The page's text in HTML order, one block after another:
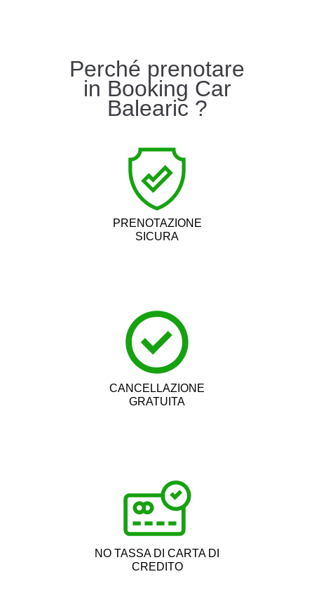
Perché prenotare
in Booking Car
Balearic ?
PRENOTAZIONE
SICURA
CANCELLAZIONE
GRATUITA
NO TASSA DI CARTA DI
CREDITO